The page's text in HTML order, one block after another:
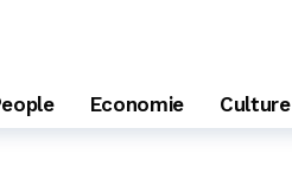
Economie Culture